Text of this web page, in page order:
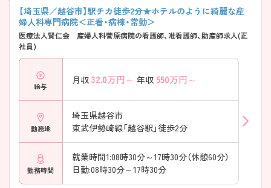
【埼玉県／越谷市】駅チカ徒歩2分★ホテルのように綺麗な産
婦人科専門病院＜正看・病棟・常勤＞
医療法人賢仁会 産婦人科菅原病院の看護師、准看護師、助産師求人(正
社員)
給与
月収 32.0万円～ 年収 550万円～
勤務地
埼玉県越谷市
東武伊勢崎線「越谷駅」徒歩2分
勤務時間
就業時間1:08時30分～17時30分（休憩60分）
日勤:08時30分～17時30分